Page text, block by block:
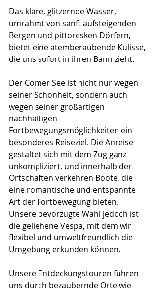
Das klare, glitzernde Wasser,
umrahmt von sanft aufsteigenden
Bergen und pittoresken Dörfern,
bietet eine atemberaubende Kulisse,
die uns sofort in ihren Bann zieht.
Der Comer See ist nicht nur wegen
seiner Schönheit, sondern auch
wegen seiner großartigen
nachhaltigen
Fortbewegungsmöglichkeiten ein
besonderes Reiseziel. Die Anreise
gestaltet sich mit dem Zug ganz
unkompliziert, und innerhalb der
Ortschaften verkehren Boote, die
eine romantische und entspannte
Art der Fortbewegung bieten.
Unsere bevorzugte Wahl jedoch ist
die geliehene Vespa, mit dem wir
flexibel und umweltfreundlich die
Umgebung erkunden können.
Unsere Entdeckungstouren führen
uns durch bezaubernde Orte wie